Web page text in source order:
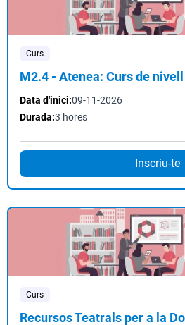
Curs
M2.4 - Atenea: Curs de
Data d'inici:09-11-2026
Durada:3 hores
Inscriu-te
Curs
Recursos Teatrals per a la